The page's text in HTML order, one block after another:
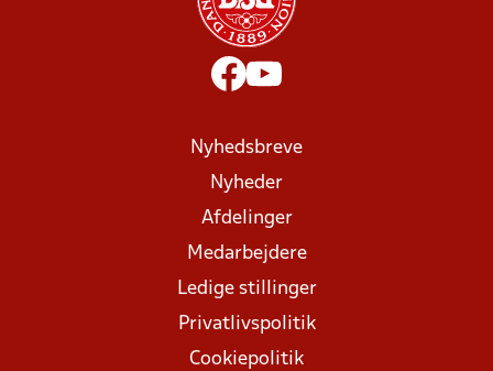
Nyhedsbreve
Nyheder
Afdelinger
Medarbejdere
Ledige stillinger
Privatlivspolitik
Cookiepolitik